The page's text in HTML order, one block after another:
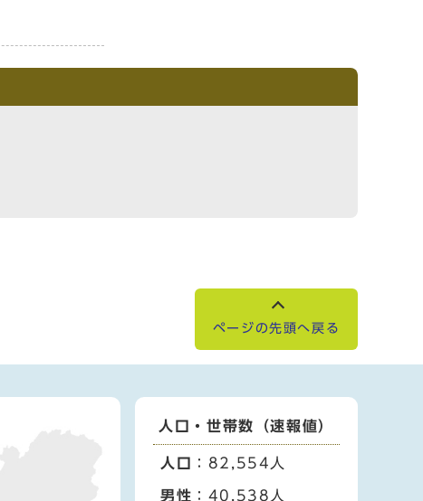
ページの先頭へ戻る
人口・世帯数（速報値）
人口 ：82,554人
男性 ：40,538人